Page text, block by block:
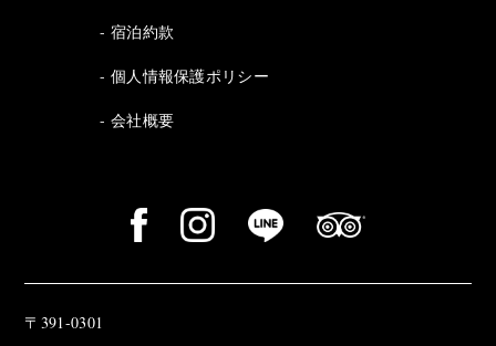
宿泊約款
個人情報保護ポリシー
会社概要
〒391-0301